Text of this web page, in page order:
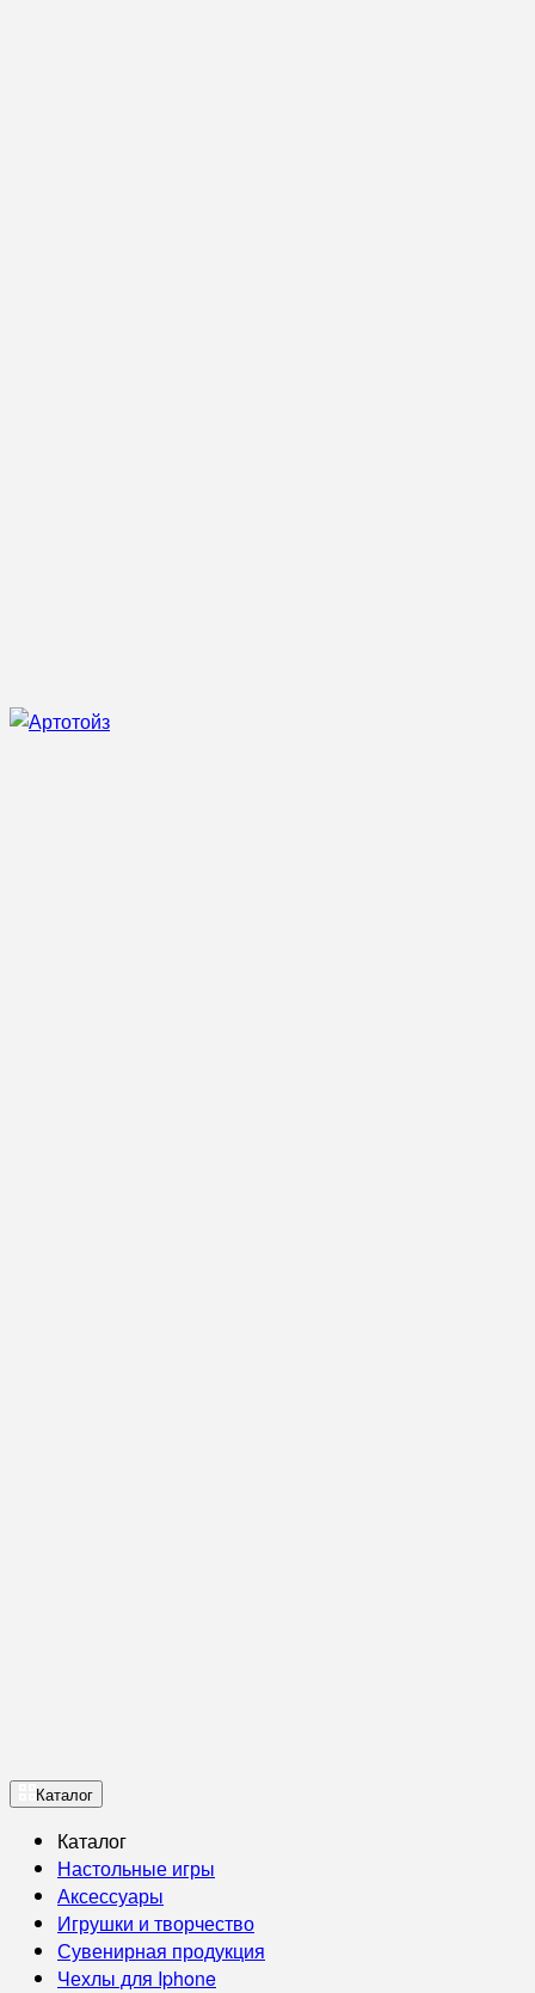
Каталог
Каталог
Настольные игры
Аксессуары
Игрушки и творчество
Сувенирная продукция
Чехлы для Iphone